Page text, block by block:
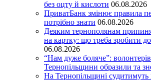
без оцту й кислоти 06.08.2026
ПриватБанк змінює правила
потрібно знати 06.08.2026
Деяким тернополянам
на картку: що треба зробити
06.08.2026
“Нам дуже боляче”:
Тернопільщини образили та
На Тернопільщині судитимуть